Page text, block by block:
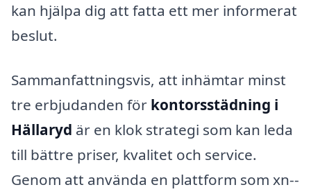
kan hjälpa dig att fatta ett mer informerat
beslut.
Sammanfattningsvis, att inhämtar minst
tre erbjudanden för kontorsstädning i
Hällaryd är en klok strategi som kan leda
till bättre priser, kvalitet och service.
Genom att använda en plattform som xn--